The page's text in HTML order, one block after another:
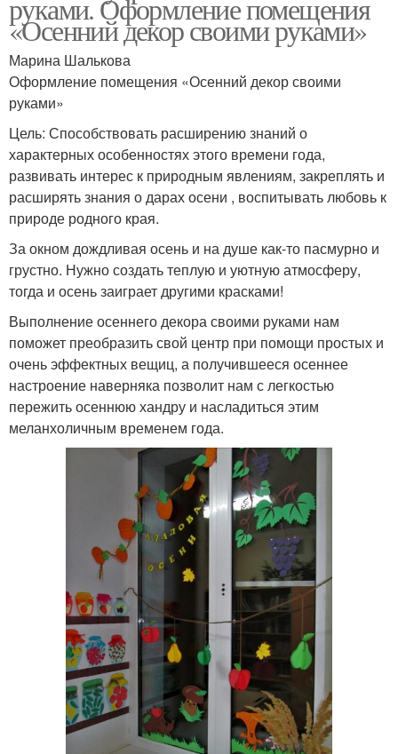
руками. Оформление помещения
«Осенний декор своими руками»
Марина Шалькова
Оформление помещения «Осенний декор своими
руками»
Цель: Способствовать расширению знаний о
характерных особенностях этого времени года,
развивать интерес к природным явлениям, закреплять и
расширять знания о дарах осени , воспитывать любовь к
природе родного края.
За окном дождливая осень и на душе как-то пасмурно и
грустно. Нужно создать теплую и уютную атмосферу,
тогда и осень заиграет другими красками!
Выполнение осеннего декора своими руками нам
поможет преобразить свой центр при помощи простых и
очень эффектных вещиц, а получившееся осеннее
настроение наверняка позволит нам с легкостью
пережить осеннюю хандру и насладиться этим
меланхоличным временем года.